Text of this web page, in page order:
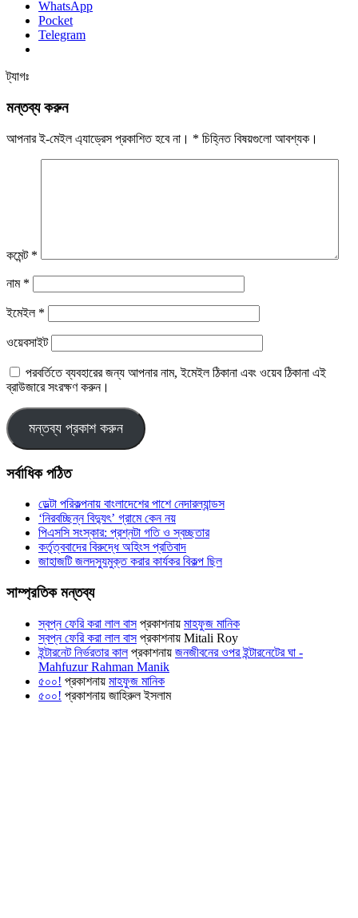
WhatsApp
Pocket
Telegram
ট্যাগঃ
মন্তব্য করুন
আপনার ই-মেইল এ্যাড্রেস প্রকাশিত হবে না। * চিহ্নিত বিষয়গুলো আবশ্যক।
কমেন্ট *
নাম *
ইমেইল *
ওয়েবসাইট
পরবর্তিতে ব্যবহারের জন্য আপনার নাম, ইমেইল ঠিকানা এবং ওয়েব ঠিকানা এই
ব্রাউজারে সংরক্ষণ করুন।
সর্বাধিক পঠিত
ডেল্টা পরিকল্পনায় বাংলাদেশের পাশে নেদারল্যান্ডস
‘নিরবচ্ছিন্ন বিদ্যুৎ’ গ্রামে কেন নয়
পিএসসি সংস্কার: প্রশ্নটা গতি ও স্বচ্ছতার
কর্তৃত্ববাদের বিরুদ্ধে অহিংস প্রতিবাদ
জাহাজটি জলদস্যুমুক্ত করার কার্যকর বিকল্প ছিল
সাম্প্রতিক মন্তব্য
স্বপ্ন ফেরি করা লাল বাসপ্রকাশনায় মাহফুজ মানিক
স্বপ্ন ফেরি করা লাল বাসপ্রকাশনায় Mitali Roy
ইন্টারনেট নির্ভরতার কালপ্রকাশনায় জনজীবনের ওপর ইন্টারনেটের ঘা -
Mahfuzur Rahman Manik
৫০০! প্রকাশনায় মাহফুজ মানিক
৫০০! প্রকাশনায় জাহিরুল ইসলাম